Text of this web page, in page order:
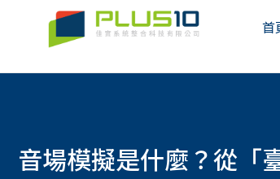
首
音場模擬是什麼？從「